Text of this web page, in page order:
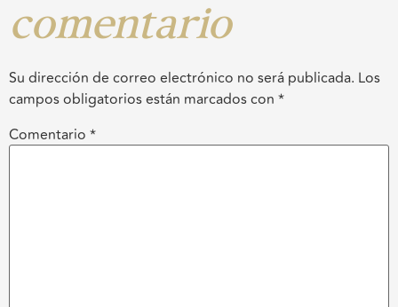
comentario
Su dirección de correo electrónico no será publicada. Los
campos obligatorios están marcados con *
Comentario *